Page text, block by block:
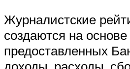
Журналистские
создаются на
предоставленных